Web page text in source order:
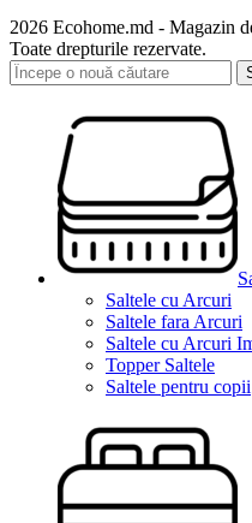
2026 Ecohome.md - Magazin
Toate drepturile rezervate.
Saltele cu Arcuri
Saltele fara Arcuri
Saltele cu Arcuri
Topper Saltele
Saltele pentru copii